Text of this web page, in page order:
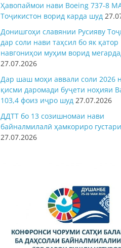
Ҳавопаймои нави Boeing 737-8
Тоҷикистон ворид карда шуд
Донишгоҳи славянии Русияву
дар соли нави таҳсил бо як қатор
навгониҳои муҳим ворид
27.07.2026
Дар шаш моҳи аввали соли 2026
қисми даромади буҷети ноҳияи
103,4 фоиз иҷро шуд 27.07.2026
ДДТТ бо 13 созишномаи нави
байналмилалӣ ҳамкориро
27.07.2026